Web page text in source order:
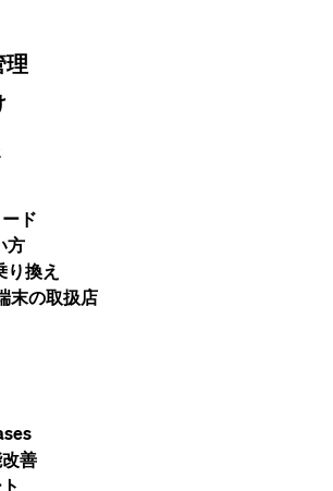
理
ド
方
換え
末の​取扱店
善